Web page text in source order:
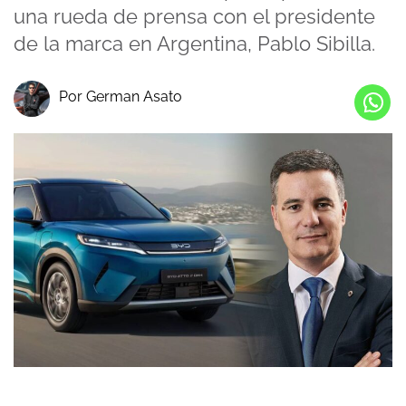
una rueda de prensa con el presidente
de la marca en Argentina, Pablo Sibilla.
Por German Asato